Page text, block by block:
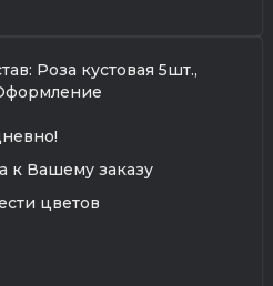
Роза кустовая 5шт.,
к Вашему заказу
цветов